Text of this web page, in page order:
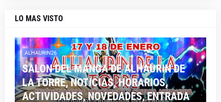
LO MAS VISTO
ALHAURIN26
SALON DEL MANGA DE ALHAURIN DE
LA TORRE, NOTICIAS, HORARIOS,
ACTIVIDADES, NOVEDADES, ENTRADA